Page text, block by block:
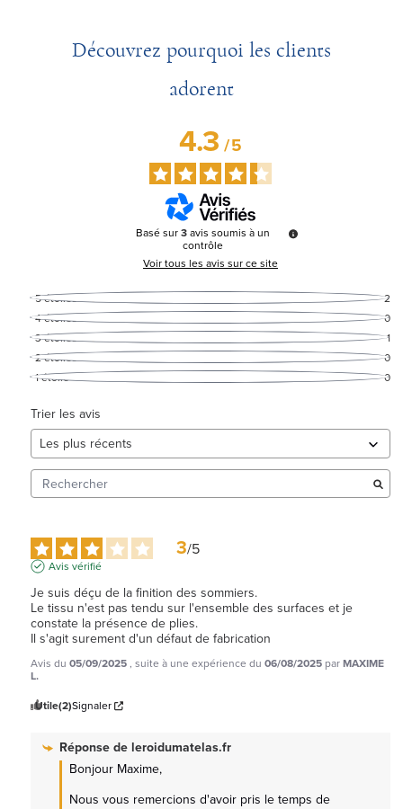
Découvrez pourquoi les clients
adorent
4.3/5
Basé sur3avis soumis à un
contrôle
Voir tous les avis sur ce site
5étoiles
2
4étoiles
0
3étoiles
1
2étoiles
0
1étoile 0
Trier les avis
3/5
Avis vérifié
Je suis déçu de la finition des sommiers.
Le tissu n'est pas tendu sur l'ensemble des surfaces et je
constate la présence de plies.
Il s'agit surement d'un défaut de fabrication
Avis du 05/09/2025, suite à une expérience du 06/08/2025 parMAXIME
L.
Utile(2)Signaler
Réponse deleroidumatelas.fr
Bonjour Maxime,
Nous vous remercions d'avoir pris le temps de